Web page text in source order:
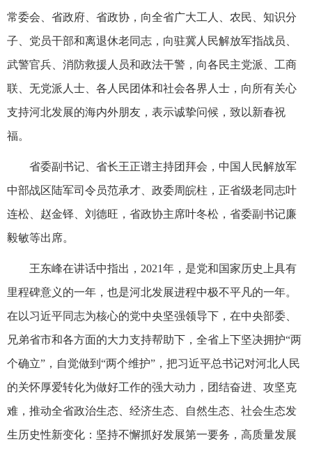
常委会、省政府、省政协，向全省广大工人、农民、知识分
子、党员干部和离退休老同志，向驻冀人民解放军指战员、
武警官兵、消防救援人员和政法干警，向各民主党派、工商
联、无党派人士、各人民团体和社会各界人士，向所有关心
支持河北发展的海内外朋友，表示诚挚问候，致以新春祝
福。
省委副书记、省长王正谱主持团拜会，中国人民解放军
中部战区陆军司令员范承才、政委周皖柱，正省级老同志叶
连松、赵金铎、刘德旺，省政协主席叶冬松，省委副书记廉
毅敏等出席。
王东峰在讲话中指出，2021年，是党和国家历史上具有
里程碑意义的一年，也是河北发展进程中极不平凡的一年。
在以习近平同志为核心的党中央坚强领导下，在中央部委、
兄弟省市和各方面的大力支持帮助下，全省上下坚决拥护“两
个确立”，自觉做到“两个维护”，把习近平总书记对河北人民
的关怀厚爱转化为做好工作的强大动力，团结奋进、攻坚克
难，推动全省政治生态、经济生态、自然生态、社会生态发
生历史性新变化：坚持不懈抓好发展第一要务，高质量发展